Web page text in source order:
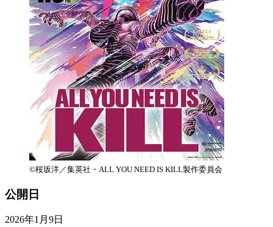
©桜坂洋／集英社・ALL YOU NEED IS KILL製作委員会
公開日
2026年1月9日